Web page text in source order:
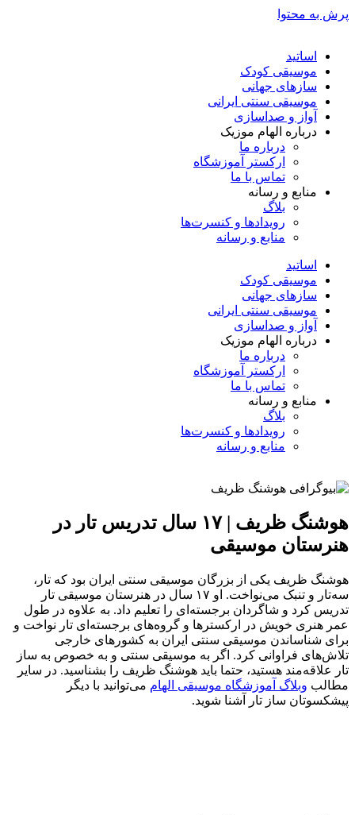
پرش به محتوا
اساتید
موسیقی کودک
سازهای جهانی
موسیقی سنتی ایرانی
آواز و صداسازی
درباره الهام موزیک
درباره ما
ارکستر آموزشگاه
تماس با ما
منابع و رسانه
بلاگ
رویدادها و کنسرت‌ها
منابع و رسانه
اساتید
موسیقی کودک
سازهای جهانی
موسیقی سنتی ایرانی
آواز و صداسازی
درباره الهام موزیک
درباره ما
ارکستر آموزشگاه
تماس با ما
منابع و رسانه
بلاگ
رویدادها و کنسرت‌ها
منابع و رسانه
هوشنگ ظریف | ۱۷ سال تدریس تار در
هنرستان موسیقی
هوشنگ ظریف یکی از بزرگان موسیقی سنتی ایران بود که تار،
سه‌تار و تنبک می‌نواخت. او ۱۷ سال در هنرستان موسیقی تار
تدریس کرد و شاگردان برجسته‌ای را تعلیم داد. به علاوه در طول
عمر هنری خویش در ارکستر‌ها و گروه‌های برجسته‌ای تار نواخت و
برای شناساندن موسیقی سنتی ایران به کشورهای خارجی
تلاش‌های فراوانی کرد. اگر به موسیقی سنتی و به خصوص به ساز
تار علاقه‌مند هستید، حتما باید هوشنگ ظریف را بشناسید. در سایر
مطالب وبلاگ آموزشگاه موسیقی الهام می‌توانید با دیگر
پیشکسوتان ساز تار آشنا شوید.